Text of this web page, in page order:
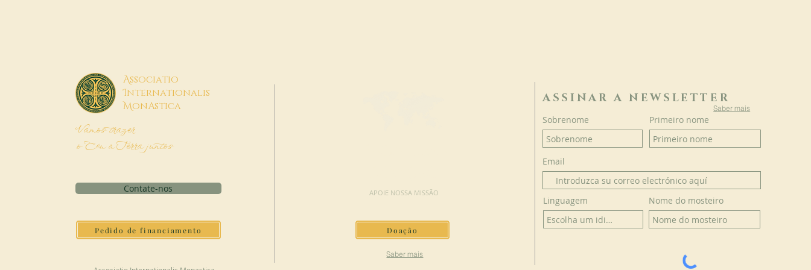
Associatio
Internationalis
MonAstica
Vamos trazer
o Céu à Terra juntos
Contate-nos
Pedido de financiamento
APOIE NOSSA MISSÃO
Doação
Saber mais
ASSINAR A NEWSLETTER
Saber mais
Sobrenome Primeiro nome
Email
Linguagem Nome do mosteiro